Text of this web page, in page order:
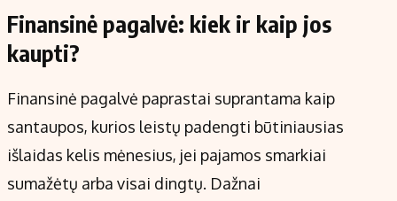
Finansinė pagalvė: kiek ir kaip jos
kaupti?
Finansinė pagalvė paprastai suprantama kaip
santaupos, kurios leistų padengti būtiniausias
išlaidas kelis mėnesius, jei pajamos smarkiai
sumažėtų arba visai dingtų. Dažnai